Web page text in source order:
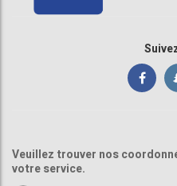
Veuillez trouver nos
votre service.